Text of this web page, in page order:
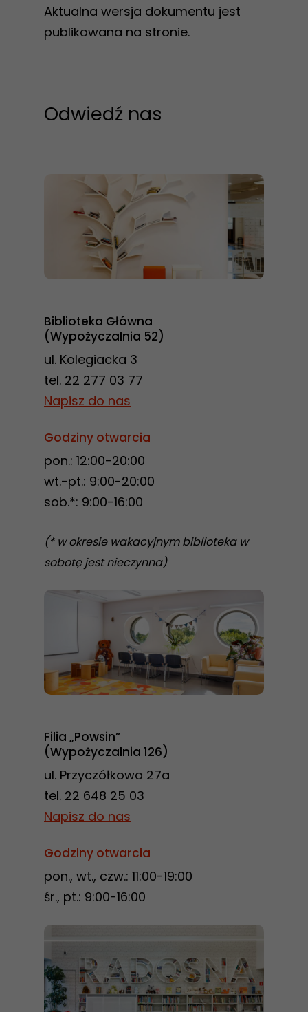
Aktualna wersja dokumentu jest
publikowana na stronie.
Odwiedź nas
Biblioteka Główna
(Wypożyczalnia 52)
ul. Kolegiacka 3
tel. 22 277 03 77
Napisz do nas
Godziny otwarcia
pon.: 12:00-20:00
wt.-pt.: 9:00-20:00
sob.*: 9:00-16:00
(* w okresie wakacyjnym biblioteka w
sobotę jest nieczynna)
Filia „Powsin”
(Wypożyczalnia 126)
ul. Przyczółkowa 27a
tel. 22 648 25 03
Napisz do nas
Godziny otwarcia
pon., wt., czw.: 11:00-19:00
śr., pt.: 9:00-16:00
zachowania
podczas